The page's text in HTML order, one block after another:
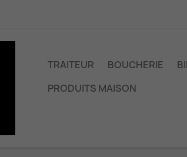
TRAITEUR BOUCHERIE
PRODUITS MAISON